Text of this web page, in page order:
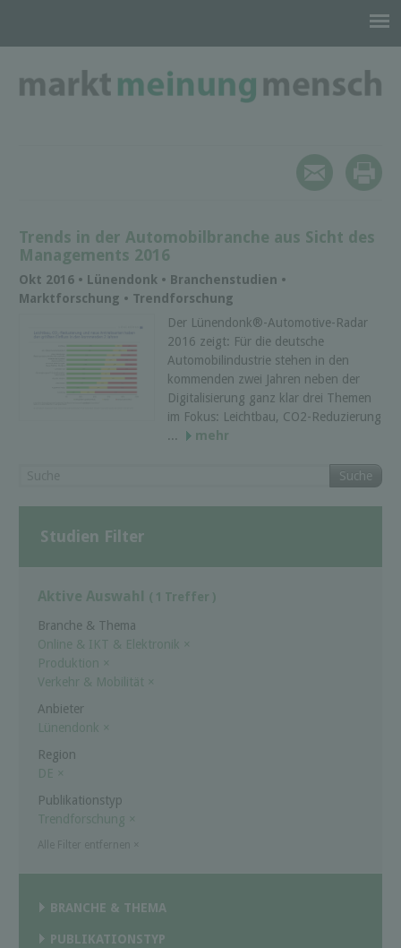
Trends in der Automobilbranche aus Sicht des
Managements 2016
Okt 2016 • Lünendonk • Branchenstudien •
Marktforschung • Trendforschung
Der Lünendonk®-Automotive-Radar
2016 zeigt: Für die deutsche
Automobilindustrie stehen in den
kommenden zwei Jahren neben der
Digitalisierung ganz klar drei Themen
im Fokus: Leichtbau, CO2-Reduzierung
...
mehr
Suche
Studien Filter
Aktive Auswahl ( 1 Treffer )
Branche & Thema
Online & IKT & Elektronik ×
Produktion ×
Verkehr & Mobilität ×
Anbieter
Lünendonk ×
Region
DE ×
Publikationstyp
Trendforschung ×
BRANCHE & THEMA
PUBLIKATIONSTYP